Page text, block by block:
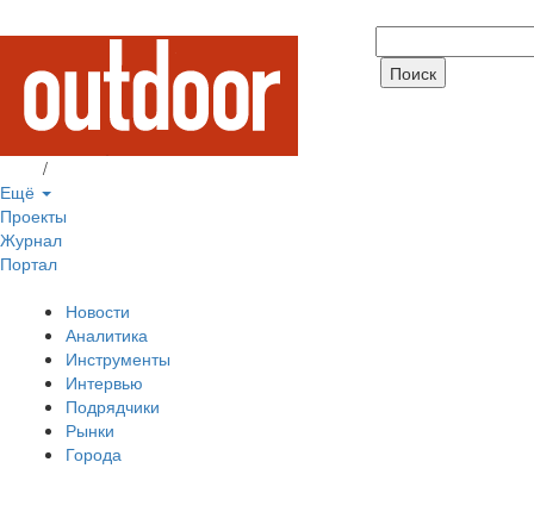
/
Ещё
Проекты
Журнал
Портал
Новости
Аналитика
Инструменты
Интервью
Подрядчики
Рынки
Города